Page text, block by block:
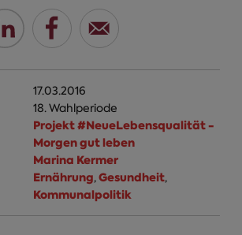
17.03.2016
18. Wahlperiode
Projekt #NeueLebensqualität -
Morgen gut leben
Marina Kermer
Ernährung,Gesundheit,
Kommunalpolitik